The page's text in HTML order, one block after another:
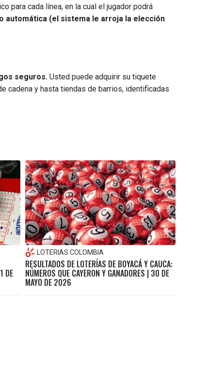
para cada línea, en la cual el jugador podrá
automática (el sistema le arroja la elección
seguros. Usted puede adquirir su tiquete
cadena y hasta tiendas de barrios, identificadas
DE
LOTERIAS COLOMBIA
RESULTADOS DE LOTERÍAS DE BOYACÁ Y CAUCA:
NÚMEROS QUE CAYERON Y GANADORES | 30 DE
MAYO DE 2026